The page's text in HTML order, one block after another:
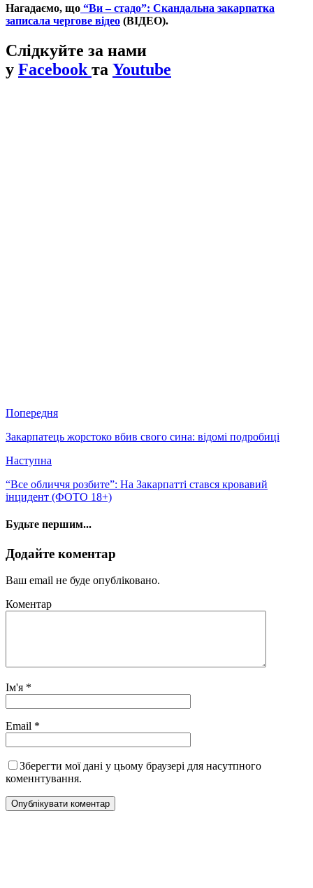
Нагадаємо, що “Ви – стадо”: Скандальна закарпатка
записала чергове відео (ВІДЕО).
Слідкуйте за нами
у Facebook та Youtube
Попередня
Закарпатець жорстоко вбив свого сина: відомі подробиці
Наступна
“Все обличчя розбите”: На Закарпатті стався кровавий
інцидент (ФОТО 18+)
Будьте першим...
Додайте коментар
Ваш email не буде опубліковано.
Коментар
Ім'я *
Email *
Зберегти мої дані у цьому браузері для насутпного
коменнтування.